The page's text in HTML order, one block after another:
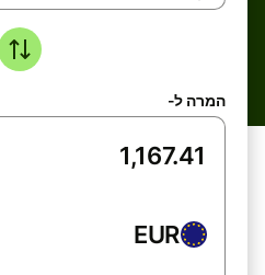
המרה ל-
EUR